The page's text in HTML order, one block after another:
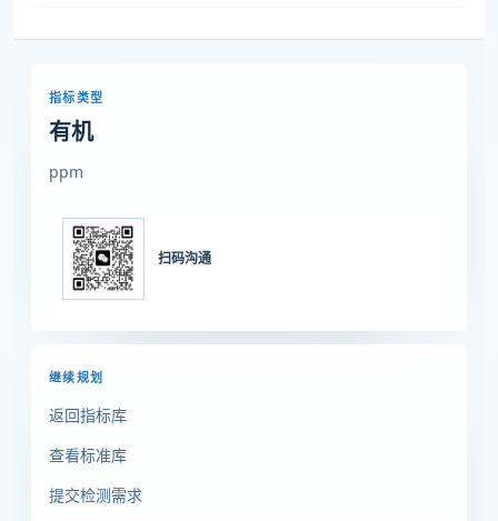
指标类型
有机
ppm
扫码沟通
继续规划
返回指标库
查看标准库
提交检测需求